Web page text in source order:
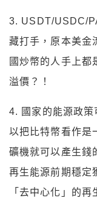
3. USDT/USDC/
藏打手，原本美金
國炒幣的人手上都
溢價？！
4. 國家的能源政策
以把比特幣看作是
礦機就可以產生
再生能源前期穩定
「去中心化」的